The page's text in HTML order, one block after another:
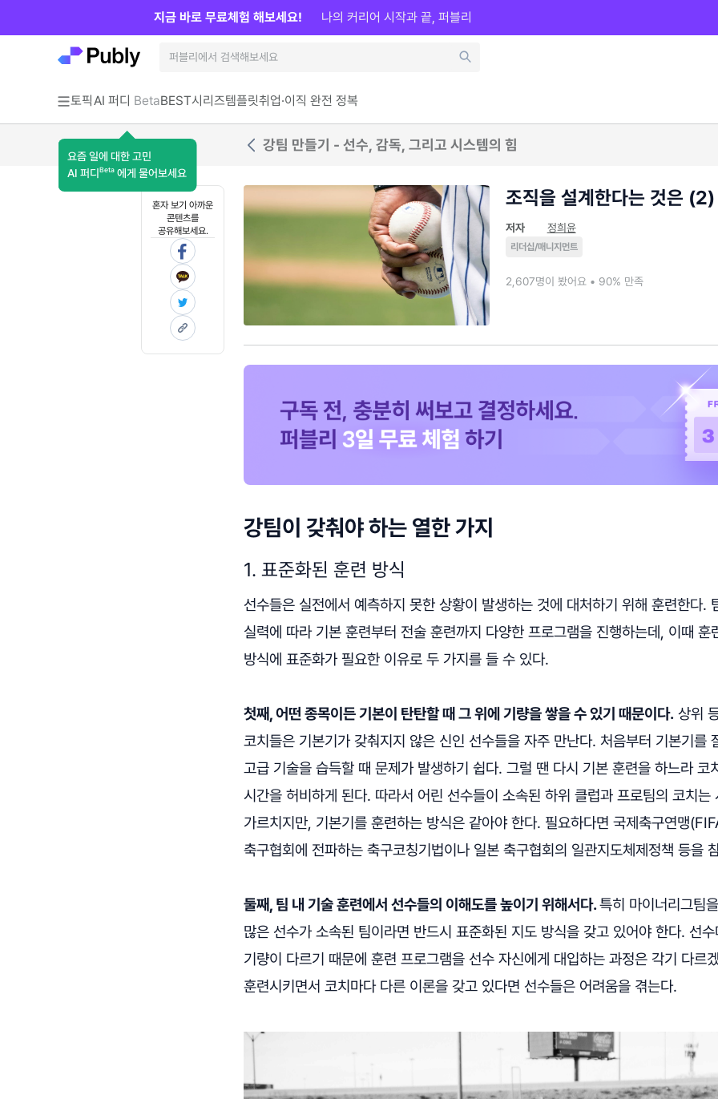
토픽AI 퍼디 Beta
요즘 일에 대한 고민
AI 퍼디 Beta 에게 물어보세요
BEST시리즈템플릿취업·이직 완전 정복
지금 바로 무료체험 해보세요! 나의 커리어 시작과 끝, 퍼블리
강팀 만들기 - 선수, 감독, 그리고 시스템의 힘
혼자 보기 아까운
콘텐츠를
공유해보세요.
조직을 설계한다는 것은 (2)
저자 정희윤
리더십/매니지먼트
2,607명이 봤어요 • 90% 만족
강팀이 갖춰야 하는 열한 가지
1. 표준화된 훈련 방식
선수들은 실전에서 예측하지 못한 상황이 발생하는 것에 대처하기 위해 훈련한다.
실력에 따라 기본 훈련부터 전술 훈련까지 다양한 프로그램을 진행하는데, 이때 훈
방식에 표준화가 필요한 이유로 두 가지를 들 수 있다.
첫째, 어떤 종목이든 기본이 탄탄할 때 그 위에 기량을 쌓을 수 있기 때문이다. 상위
코치들은 기본기가 갖춰지지 않은 신인 선수들을 자주 만난다. 처음부터 기본기를
고급 기술을 습득할 때 문제가 발생하기 쉽다. 그럴 땐 다시 기본 훈련을 하느라 코
시간을 허비하게 된다. 따라서 어린 선수들이 소속된 하위 클럽과 프로팀의 코치는
가르치지만, 기본기를 훈련하는 방식은 같아야 한다. 필요하다면 국제축구연맹
축구협회에 전파하는 축구코칭기법이나 일본 축구협회의 일관지도체제정책 등을
둘째, 팀 내 기술 훈련에서 선수들의 이해도를 높이기 위해서다.특히 마이너리그팀
많은 선수가 소속된 팀이라면 반드시 표준화된 지도 방식을 갖고 있어야 한다. 선
기량이 다르기 때문에 훈련 프로그램을 선수 자신에게 대입하는 과정은 각기 다르
훈련시키면서 코치마다 다른 이론을 갖고 있다면 선수들은 어려움을 겪는다.